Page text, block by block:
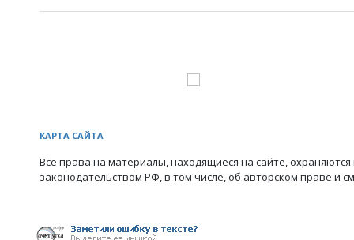
КАРТА САЙТА
Все права на материалы, находящиеся на сайте, охраняются
законодательством РФ, в том числе, об авторском праве и